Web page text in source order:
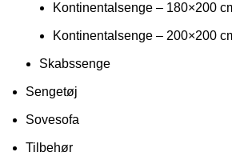
Kontinentalsenge – 180×200
Kontinentalsenge – 200×200
Skabssenge
Sengetøj
Sovesofa
Tilbehør